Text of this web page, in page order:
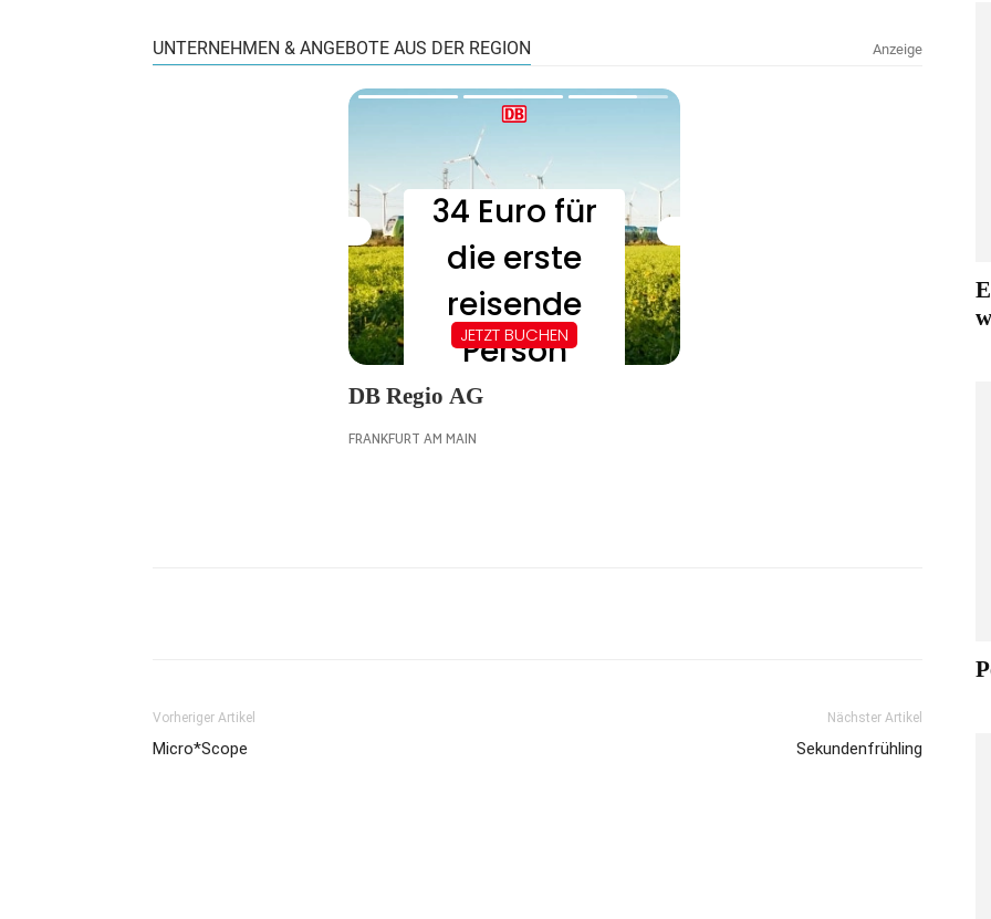
Vorheriger Artikel
Micro*Scope
Nächster Artikel
Sekundenfrühling